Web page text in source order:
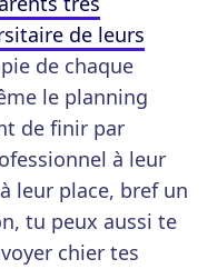
de leurs
de chaque
le planning
de finir par
à leur
leur place, bref un
tu peux aussi te
chier tes